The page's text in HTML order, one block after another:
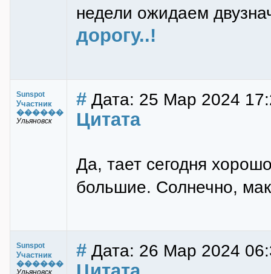
недели ожидаем
дорогу..!
Sunspot
Участник
������
Ульяновск
# Дата: 25 Мар 2024
Цитата
Да, тает сегодня
большие. Солнечно,
Sunspot
Участник
������
Ульяновск
# Дата: 26 Мар 2024